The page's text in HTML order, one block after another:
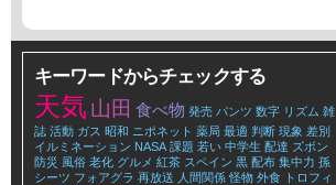
キーワードからチェックする
天気 山田 食べ物 発売 パンツ 数字 リズム 雑
誌 活動 ガス 昭和 ニポネット 薬局 最適 判断 現象 差別
イルミネーション NASA 課題 若い 中学生 配達 ズボン
防災 風俗 老化 グルメ 紅茶 スペイン 黒 配布 集中力 孫
シーツ フォアグラ 再放送 人間関係 怪物 外食 トロフィ